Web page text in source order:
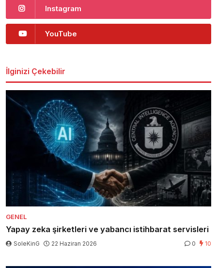
Instagram
YouTube
İlginizi Çekebilir
GENEL
Yapay zeka şirketleri ve yabancı istihbarat servisleri
SoleKinG 22 Haziran 2026 0 10